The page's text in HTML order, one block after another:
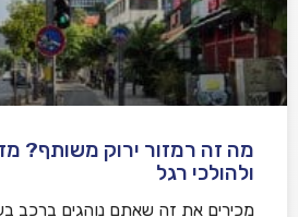
מה זה רמזור ירוק משותף?
ולהולכי רגל
מכירים את זה שאתם נוהגים ברכב